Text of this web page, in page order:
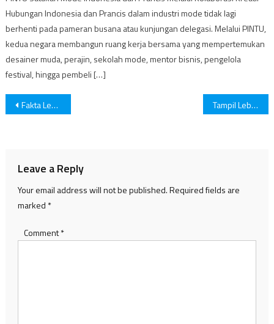
Hubungan Indonesia dan Prancis dalam industri mode tidak lagi
berhenti pada pameran busana atau kunjungan delegasi. Melalui PINTU,
kedua negara membangun ruang kerja bersama yang mempertemukan
desainer muda, perajin, sekolah mode, mentor bisnis, pengelola
festival, hingga pembeli […]
Post
Fakta Lengkap Penggeledahan Toko Emas Semar Nganjuk, Jejak Transaksi Diusut Tampil Lebih Segar dan Muda Tanpa Ribet, Kebiasaan Sederhana Ini Sering Terlupakan
Leave a Reply
Your email address will not be published.Required fields are
marked *
Comment*